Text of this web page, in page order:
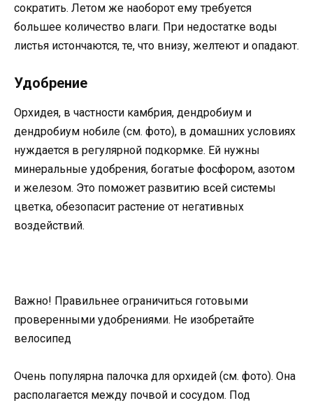
сократить. Летом же наоборот ему требуется
большее количество влаги. При недостатке воды
листья истончаются, те, что внизу, желтеют и опадают.
Удобрение
Орхидея, в частности камбрия, дендробиум и
дендробиум нобиле (см. фото), в домашних условиях
нуждается в регулярной подкормке. Ей нужны
минеральные удобрения, богатые фосфором, азотом
и железом. Это поможет развитию всей системы
цветка, обезопасит растение от негативных
воздействий.
Важно! Правильнее ограничиться готовыми
проверенными удобрениями. Не изобретайте
велосипед
Очень популярна палочка для орхидей (см. фото). Она
располагается между почвой и сосудом. Под